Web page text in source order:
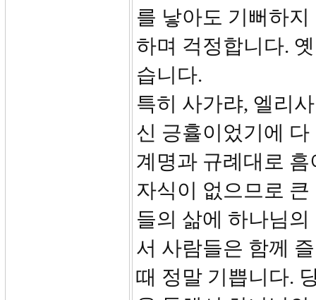
를 낳아도 기뻐하
하며 걱정합니다.
습니다.
특히 사가랴, 엘리
신 긍휼이었기에
계명과 규례대로
자식이 없으므로
들의 삶에 하나님
서 사람들은 함께
때 정말 기쁩니다.